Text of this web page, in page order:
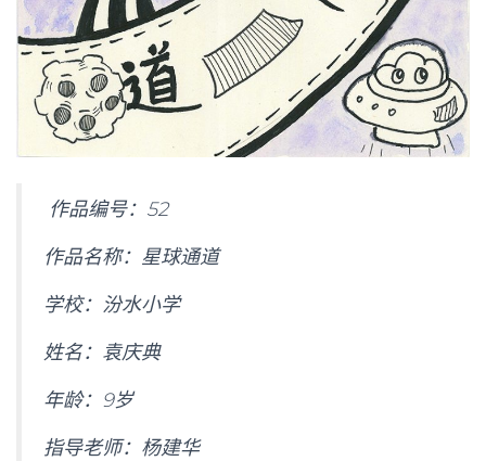
作品编号： 52
作品名称：星球通道
学校：汾水小学
姓名：袁庆典
年龄： 9岁
指导老师：杨建华